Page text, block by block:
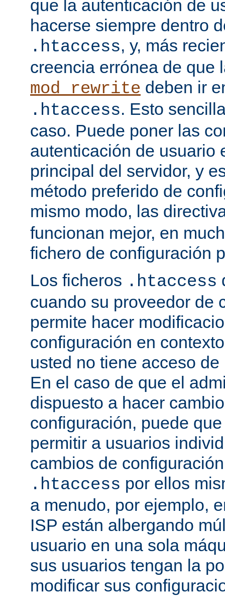
que la autenticación de
hacerse siempre dentro
.htaccess, y, más
creencia errónea de que
mod_rewrite deben ir
.htaccess. Esto
caso. Puede poner las
autenticación de usuario
principal del servidor, y
método preferido de
mismo modo, las
funcionan mejor, en
fichero de configuración
Los ficheros .htaccess
cuando su proveedor de
permite hacer
configuración en
usted no tiene acceso
En el caso de que el
dispuesto a hacer
configuración, puede
permitir a usuarios
cambios de
.htaccess por ellos
a menudo, por ejemplo,
ISP están albergando
usuario en una sola
sus usuarios tengan la
modificar sus